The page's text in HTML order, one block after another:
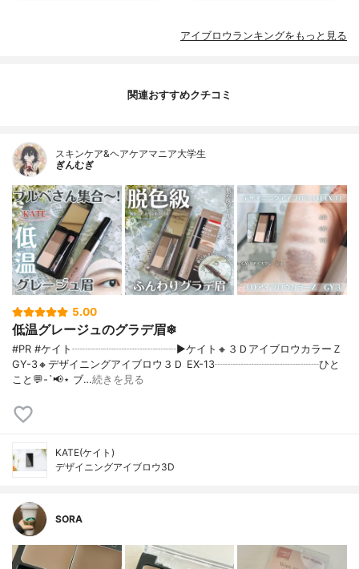
アイブロウランキングをもっと見る
関連おすすめクチコミ
スキンケア&ヘアケアマニア大学生
ぎんむぎ
5.00
低温グレージュのグラデ眉❄
#PR #ケイト┈┈┈┈┈┈┈┈┈┈▶ケイト🔸３ＤアイブロウカラーＺ
GY-3🔸デザイニングアイブロウ３Ｄ EX-13┈┈┈┈┈┈┈┈┈┈ひと
こと💬-`📢⋆ ブ…続きを見る
KATE(ケイト)
デザイニングアイブロウ3D
SORA